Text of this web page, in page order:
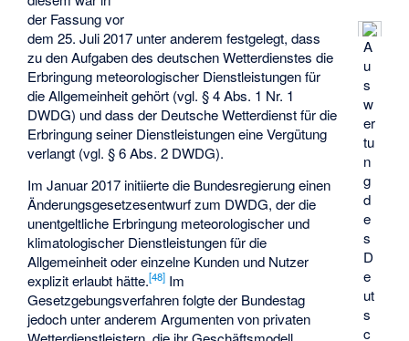
A
u
s
w
er
tu
n
g
d
e
s
D
e
ut
s
c
der Fassung vor
dem 25. Juli 2017 unter anderem festgelegt, dass
zu den Aufgaben des deutschen Wetterdienstes die
Erbringung meteorologischer Dienstleistungen für
die Allgemeinheit gehört (vgl. § 4 Abs. 1 Nr. 1
DWDG) und dass der Deutsche Wetterdienst für die
Erbringung seiner Dienstleistungen eine Vergütung
verlangt (vgl. § 6 Abs. 2 DWDG).
Im Januar 2017 initiierte die Bundesregierung einen
Änderungsgesetzesentwurf zum DWDG, der die
unentgeltliche Erbringung meteorologischer und
klimatologischer Dienstleistungen für die
Allgemeinheit oder einzelne Kunden und Nutzer
explizit erlaubt hätte.[48] Im
Gesetzgebungsverfahren folgte der Bundestag
jedoch unter anderem Argumenten von privaten